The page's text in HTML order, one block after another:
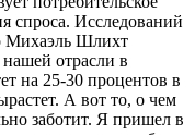
спроса. Исследований
Михаэль Шлихт
отрасли в
на 25-30 процентов в
А вот то, о чем
заботит. Я пришел в